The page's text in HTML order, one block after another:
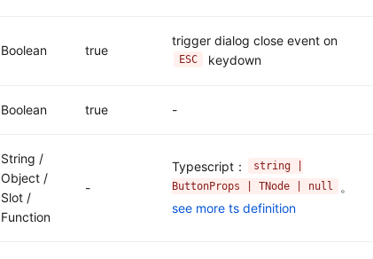
Boolean true
trigger dialog close event on
ESC keydown
Boolean true -
String /
Object /
Slot /
Function
-
Typescript：
string |
ButtonProps | TNode | null
。
see more ts definition